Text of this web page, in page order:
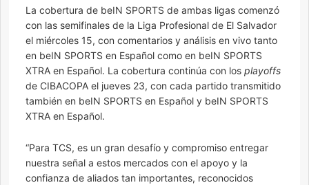
La cobertura de beIN SPORTS de ambas ligas comenzó
con las semifinales de la Liga Profesional de El Salvador
el miércoles 15, con comentarios y análisis en vivo tanto
en beIN SPORTS en Español como en beIN SPORTS
XTRA en Español. La cobertura continúa con los playoffs
de CIBACOPA el jueves 23, con cada partido transmitido
también en beIN SPORTS en Español y beIN SPORTS
XTRA en Español.
“Para TCS, es un gran desafío y compromiso entregar
nuestra señal a estos mercados con el apoyo y la
confianza de aliados tan importantes, reconocidos